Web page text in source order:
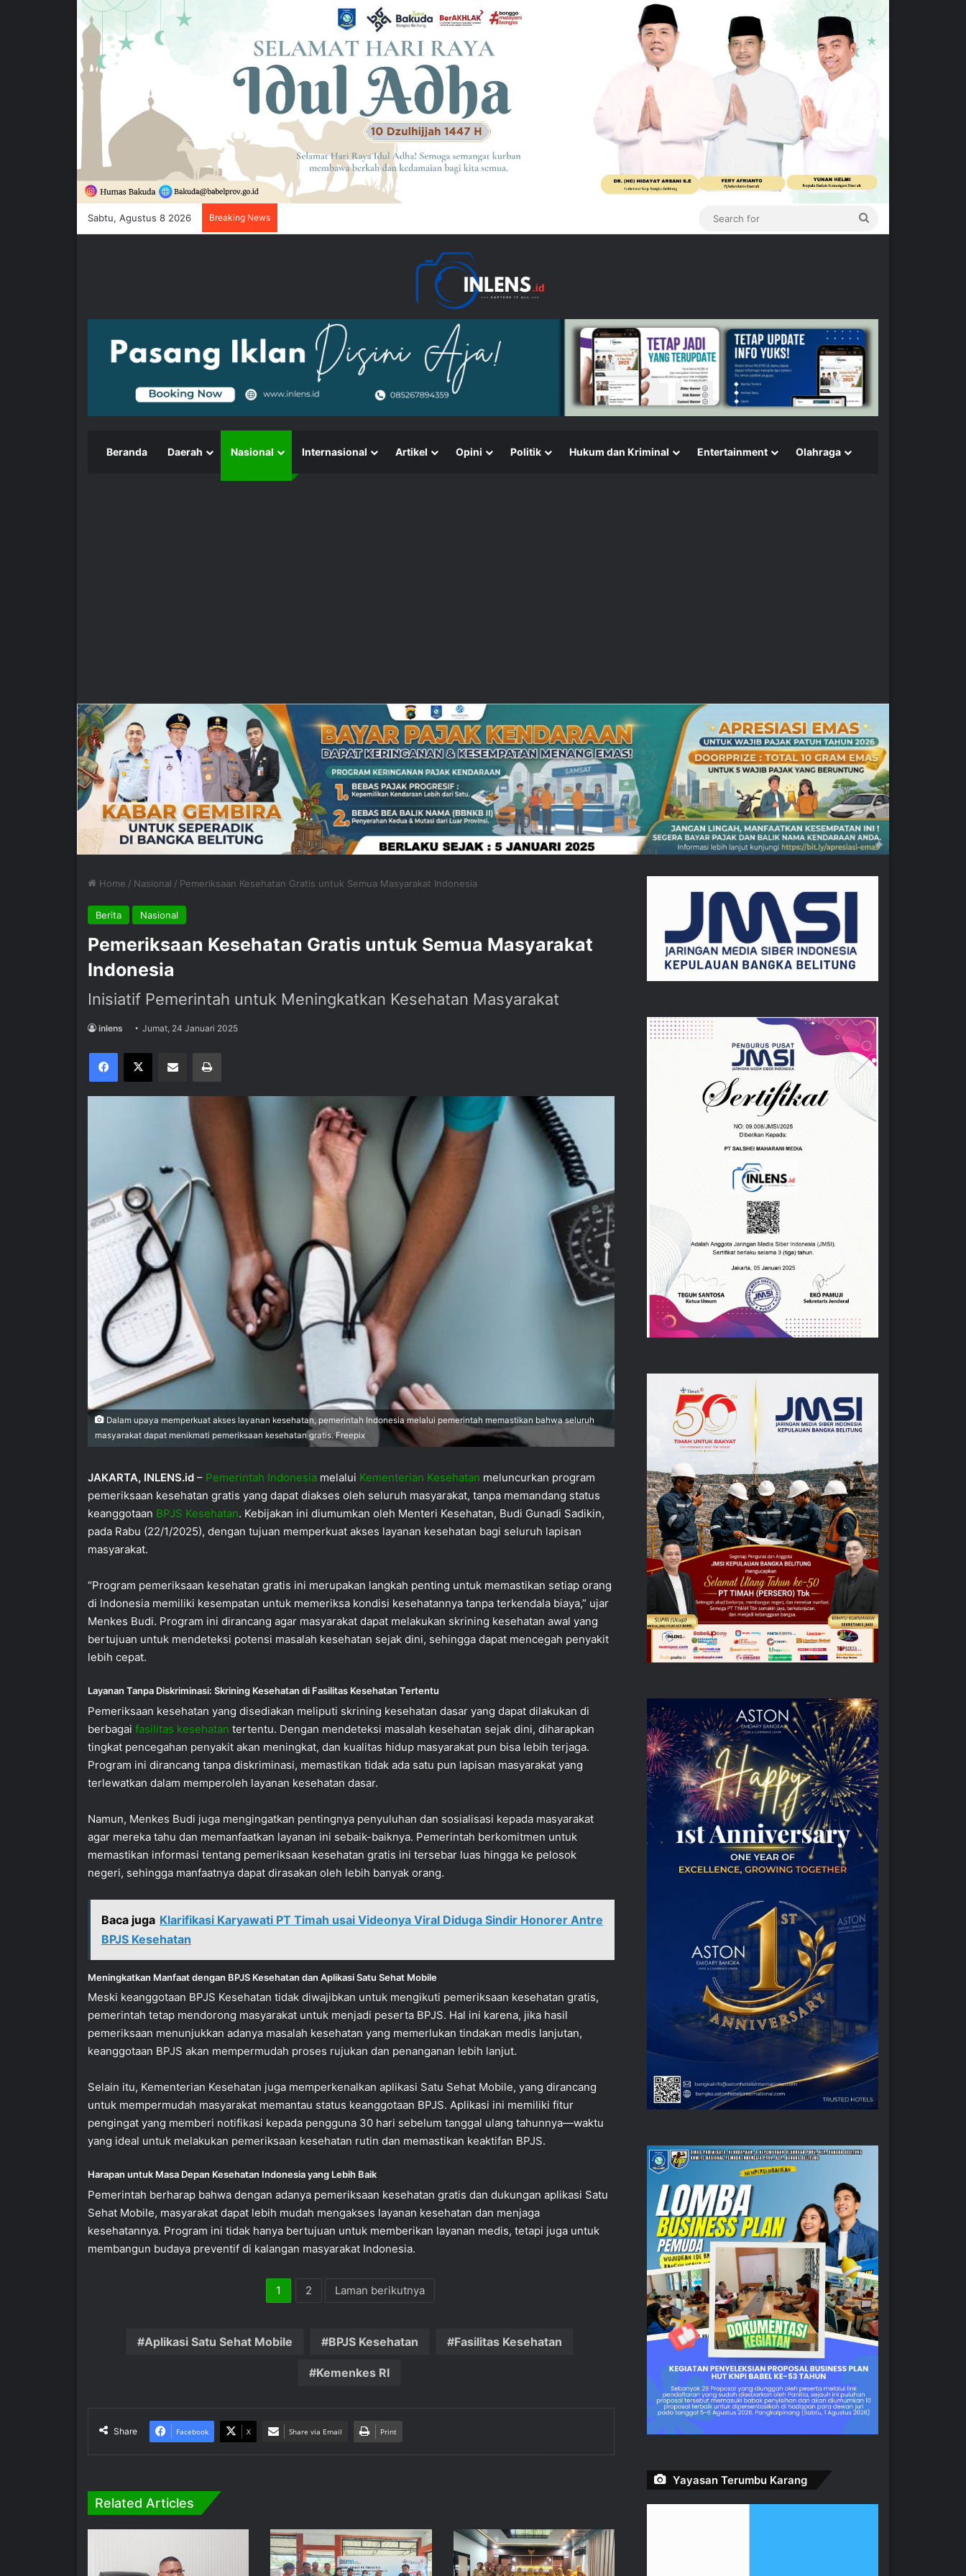
Sabtu, Agustus 8 2026 Breaking News
Beranda Daerah Nasional Internasional Artikel Opini Politik Hukum dan Kriminal Entertainment Olahraga
Home / Nasional / Pemeriksaan Kesehatan Gratis untuk Semua Masyarakat Indonesia
Berita Nasional
Pemeriksaan Kesehatan Gratis untuk Semua Masyarakat
Indonesia
Inisiatif Pemerintah untuk Meningkatkan Kesehatan Masyarakat
inlens Jumat, 24 Januari 2025
Facebook
X Share via Email Print
Dalam upaya memperkuat akses layanan kesehatan, pemerintah Indonesia melalui pemerintah memastikan bahwa seluruh
masyarakat dapat menikmati pemeriksaan kesehatan gratis. Freepix
JAKARTA, INLENS.id – Pemerintah Indonesia melalui Kementerian Kesehatan meluncurkan program
pemeriksaan kesehatan gratis yang dapat diakses oleh seluruh masyarakat, tanpa memandang status
keanggotaan BPJS Kesehatan. Kebijakan ini diumumkan oleh Menteri Kesehatan, Budi Gunadi Sadikin,
pada Rabu (22/1/2025), dengan tujuan memperkuat akses layanan kesehatan bagi seluruh lapisan
masyarakat.
“Program pemeriksaan kesehatan gratis ini merupakan langkah penting untuk memastikan setiap orang
di Indonesia memiliki kesempatan untuk memeriksa kondisi kesehatannya tanpa terkendala biaya,” ujar
Menkes Budi. Program ini dirancang agar masyarakat dapat melakukan skrining kesehatan awal yang
bertujuan untuk mendeteksi potensi masalah kesehatan sejak dini, sehingga dapat mencegah penyakit
lebih cepat.
Layanan Tanpa Diskriminasi: Skrining Kesehatan di Fasilitas Kesehatan Tertentu
Pemeriksaan kesehatan yang disediakan meliputi skrining kesehatan dasar yang dapat dilakukan di
berbagai fasilitas kesehatan tertentu. Dengan mendeteksi masalah kesehatan sejak dini, diharapkan
tingkat pencegahan penyakit akan meningkat, dan kualitas hidup masyarakat pun bisa lebih terjaga.
Program ini dirancang tanpa diskriminasi, memastikan tidak ada satu pun lapisan masyarakat yang
terlewatkan dalam memperoleh layanan kesehatan dasar.
Namun, Menkes Budi juga mengingatkan pentingnya penyuluhan dan sosialisasi kepada masyarakat
agar mereka tahu dan memanfaatkan layanan ini sebaik-baiknya. Pemerintah berkomitmen untuk
memastikan informasi tentang pemeriksaan kesehatan gratis ini tersebar luas hingga ke pelosok
negeri, sehingga manfaatnya dapat dirasakan oleh lebih banyak orang.
Baca juga Klarifikasi Karyawati PT Timah usai Videonya Viral Diduga Sindir Honorer Antre
BPJS Kesehatan
Meningkatkan Manfaat dengan BPJS Kesehatan dan Aplikasi Satu Sehat Mobile
Meski keanggotaan BPJS Kesehatan tidak diwajibkan untuk mengikuti pemeriksaan kesehatan gratis,
pemerintah tetap mendorong masyarakat untuk menjadi peserta BPJS. Hal ini karena, jika hasil
pemeriksaan menunjukkan adanya masalah kesehatan yang memerlukan tindakan medis lanjutan,
keanggotaan BPJS akan mempermudah proses rujukan dan penanganan lebih lanjut.
Selain itu, Kementerian Kesehatan juga memperkenalkan aplikasi Satu Sehat Mobile, yang dirancang
untuk mempermudah masyarakat memantau status keanggotaan BPJS. Aplikasi ini memiliki fitur
pengingat yang memberi notifikasi kepada pengguna 30 hari sebelum tanggal ulang tahunnya—waktu
yang ideal untuk melakukan pemeriksaan kesehatan rutin dan memastikan keaktifan BPJS.
Harapan untuk Masa Depan Kesehatan Indonesia yang Lebih Baik
Pemerintah berharap bahwa dengan adanya pemeriksaan kesehatan gratis dan dukungan aplikasi Satu
Sehat Mobile, masyarakat dapat lebih mudah mengakses layanan kesehatan dan menjaga
kesehatannya. Program ini tidak hanya bertujuan untuk memberikan layanan medis, tetapi juga untuk
membangun budaya preventif di kalangan masyarakat Indonesia.
1 2 Laman berikutnya
Aplikasi Satu Sehat Mobile BPJS Kesehatan Fasilitas Kesehatan
Kemenkes RI
Share Facebook X Share via Email Print
Related Articles
Yayasan Terumbu Karang